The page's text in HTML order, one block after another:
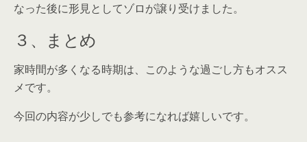
なった後に形見としてゾロが譲り受けました。
３、まとめ
家時間が多くなる時期は、このような過ごし方もオスス
メです。
今回の内容が少しでも参考になれば嬉しいです。